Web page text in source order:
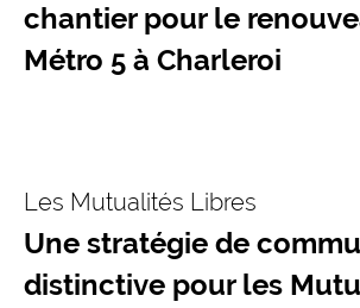
chantier pour le
Métro 5 à Charleroi
Les Mutualités Libres
Une stratégie de
distinctive pour les